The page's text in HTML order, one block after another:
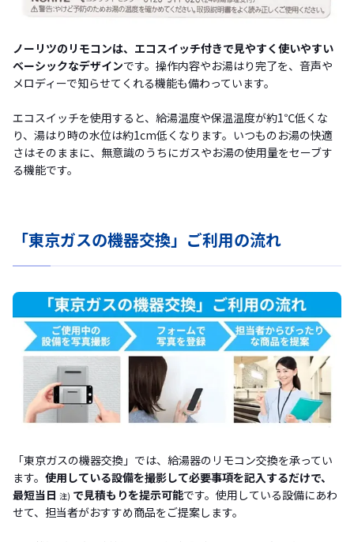
ノーリツのリモコンは、エコスイッチ付きで見やすく使いやすい
ベーシックなデザインです。操作内容やお湯はり完了を、音声や
メロディーで知らせてくれる機能も備わっています。
エコスイッチを使用すると、給湯温度や保温温度が約1℃低くな
り、湯はり時の水位は約1cm低くなります。いつものお湯の快適
さはそのままに、無意識のうちにガスやお湯の使用量をセーブす
る機能です。
「東京ガスの機器交換」ご利用の流れ
「東京ガスの機器交換」では、給湯器のリモコン交換を承ってい
ます。 使用している設備を撮影して必要事項を記入するだけで、
最短当日 注) で見積もりを提示可能です。使用している設備にあわ
せて、担当者がおすすめ商品をご提案します。